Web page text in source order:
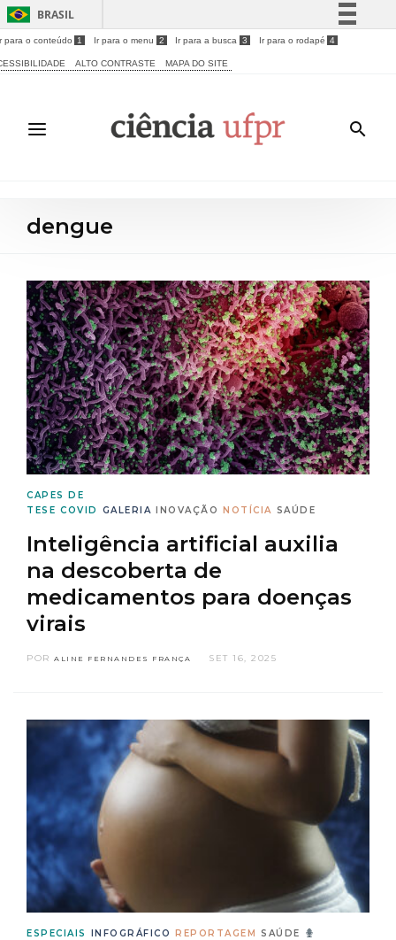
BRASIL
Simplifique!
Acesso à informação
Legislação
para o conteúdo 1 Ir para o menu 2 Ir para a busca 3 Ir para o rodapé 4
ALTO CONTRASTE MAPA DO SITE
dengue
CAPES DE
TESE COVID GALERIA INOVAÇÃO NOTÍCIA SAÚDE
Inteligência artificial auxilia
na descoberta de
medicamentos para doenças
virais
POR ALINE FERNANDES FRANÇA SET 16, 2025
ESPECIAIS INFOGRÁFICO REPORTAGEM SAÚDE